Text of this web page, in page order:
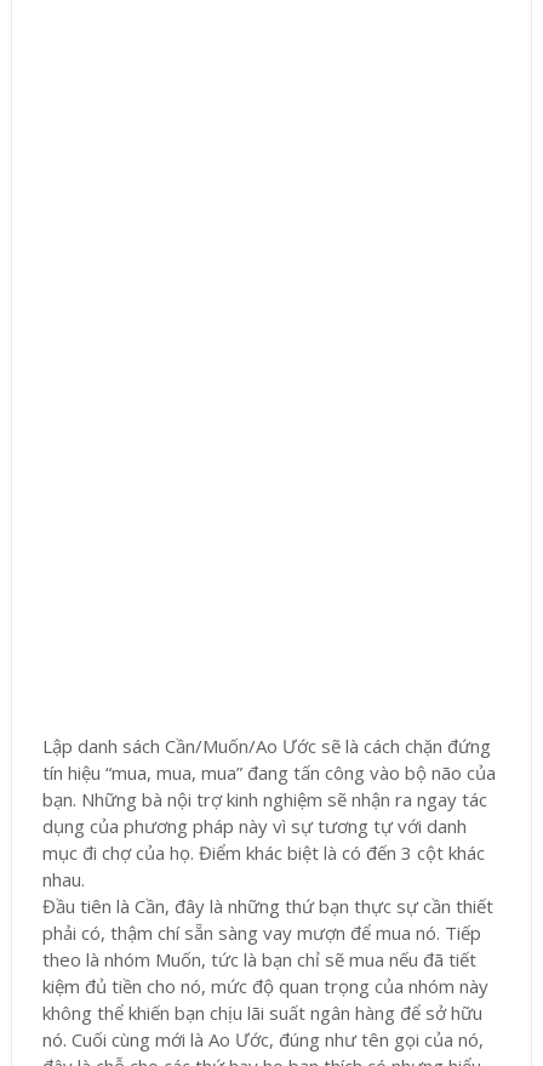
Lập danh sách Cần/Muốn/Ao Ước sẽ là cách chặn đứng
tín hiệu “mua, mua, mua” đang tấn công vào bộ não của
bạn. Những bà nội trợ kinh nghiệm sẽ nhận ra ngay tác
dụng của phương pháp này vì sự tương tự với danh
mục đi chợ của họ. Điểm khác biệt là có đến 3 cột khác
nhau.
Đầu tiên là Cần, đây là những thứ bạn thực sự cần thiết
phải có, thậm chí sẵn sàng vay mượn để mua nó. Tiếp
theo là nhóm Muốn, tức là bạn chỉ sẽ mua nếu đã tiết
kiệm đủ tiền cho nó, mức độ quan trọng của nhóm này
không thể khiến bạn chịu lãi suất ngân hàng để sở hữu
nó. Cuối cùng mới là Ao Ước, đúng như tên gọi của nó,